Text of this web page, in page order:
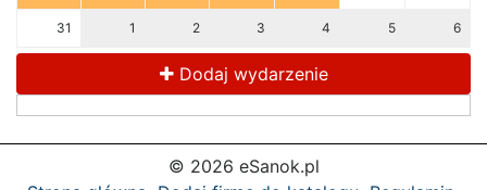
31 1 2 3 4 5 6
Dodaj wydarzenie
© 2026 eSanok.pl